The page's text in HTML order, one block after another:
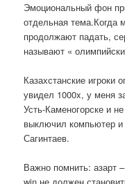
Эмоциональный фон
отдельная тема.Когда
продолжают падать,
называют «
Казахстанские игроки
увидел 1000x, у меня
Усть-Каменогорске и
выключил компьютер
Сагинтаев.
Важно помнить: азарт